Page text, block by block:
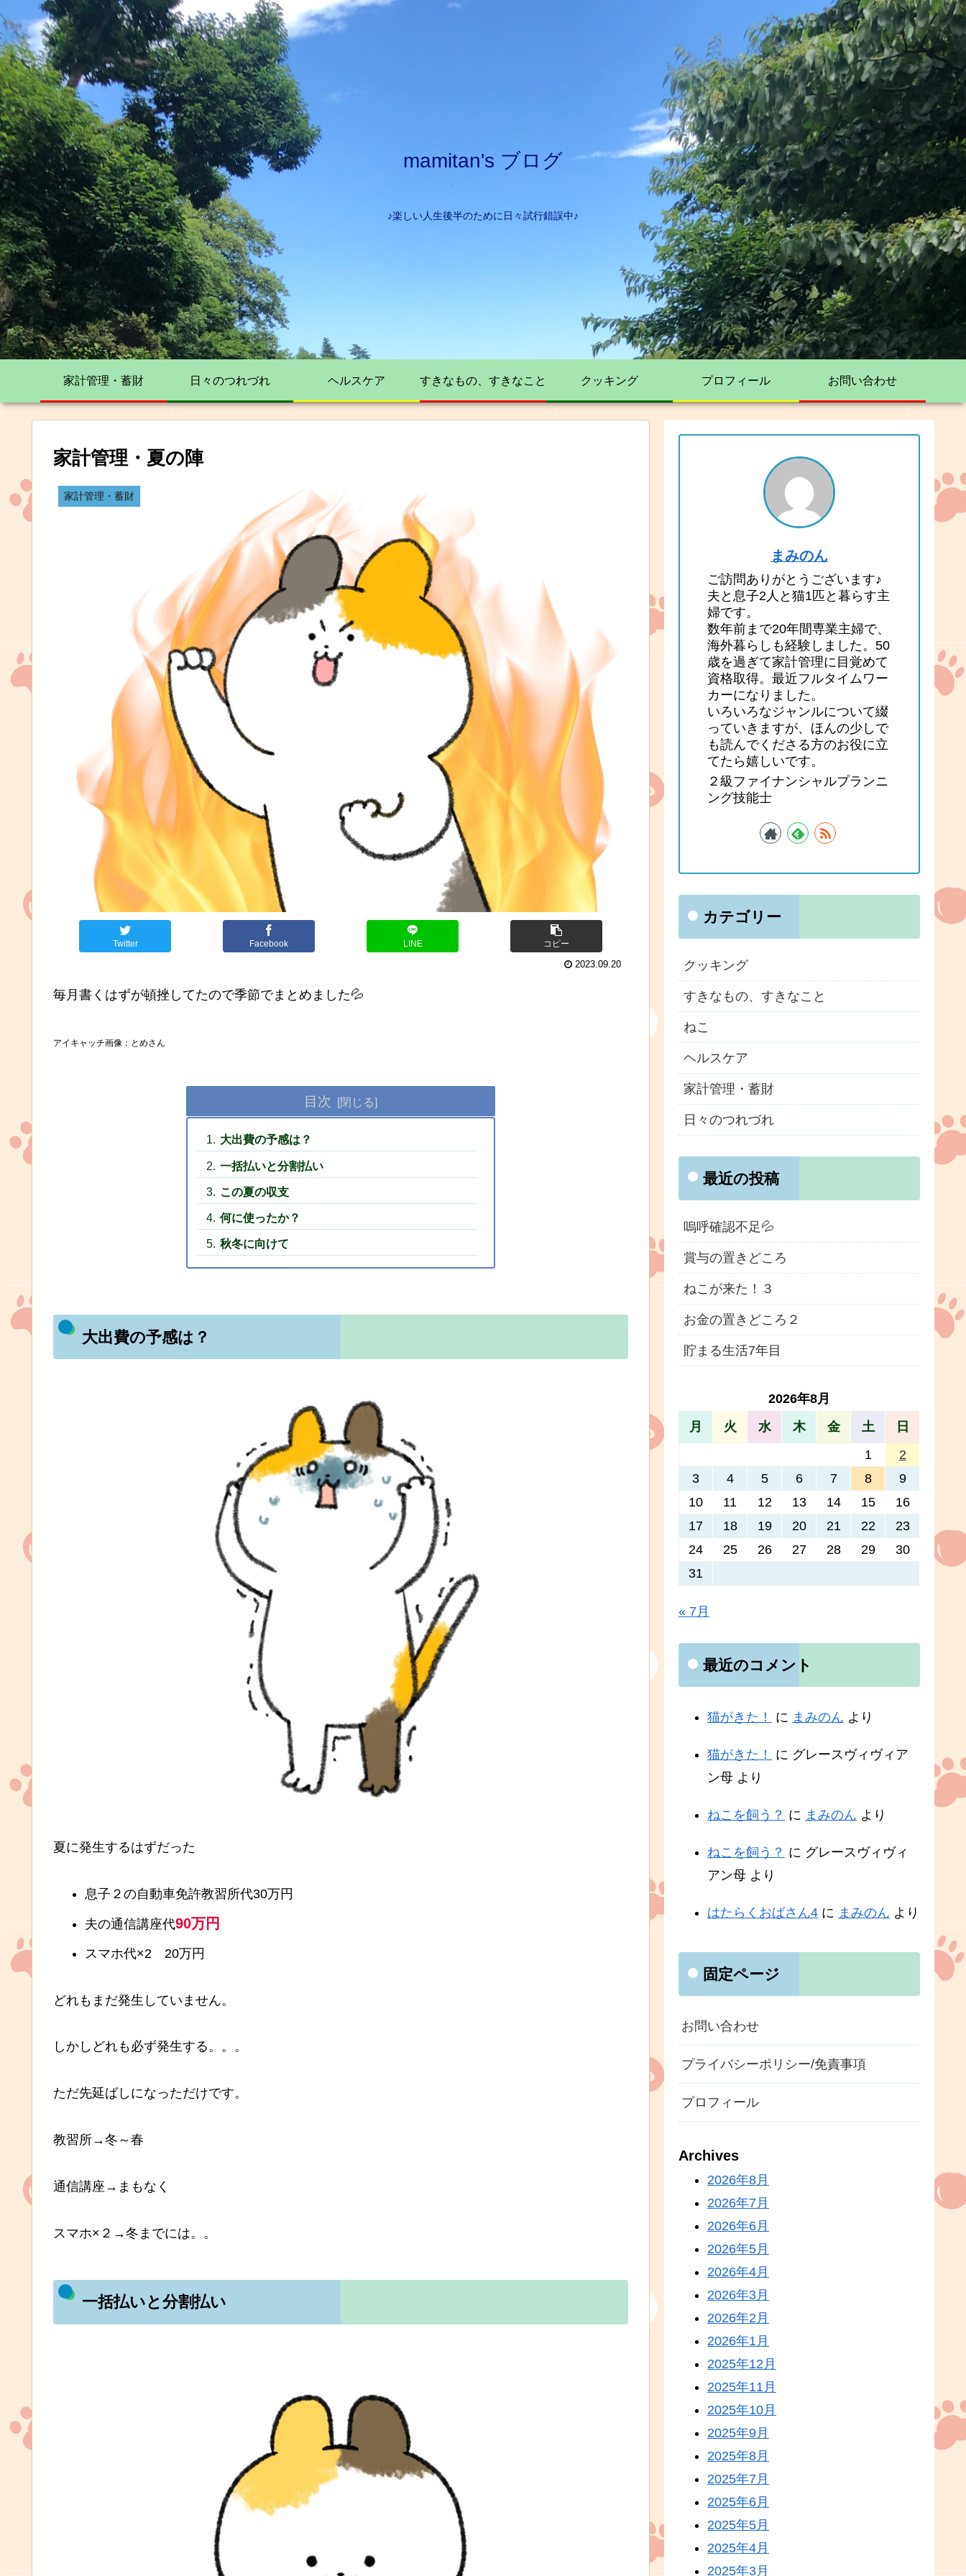
mamitan's ブログ
♪楽しい人生後半のために日々試行錯誤中♪
家計管理・蓄財 日々のつれづれ ヘルスケア すきなもの、すきなこと クッキング プロフィール お問い合わせ
家計管理・夏の陣
家計管理・蓄財
Twitter Facebook LINE コピー
2023.09.20
毎月書くはずが頓挫してたので季節でまとめました💦
アイキャッチ画像：とめさん
目次
大出費の予感は？
一括払いと分割払い
この夏の収支
何に使ったか？
秋冬に向けて
大出費の予感は？
夏に発生するはずだった
息子２の自動車免許教習所代30万円
夫の通信講座代90万円
スマホ代×2 20万円
どれもまだ発生していません。
しかしどれも必ず発生する。。。
ただ先延ばしになっただけです。
教習所→冬～春
通信講座→まもなく
スマホ×２→冬までには。。
一括払いと分割払い
まみのん
ご訪問ありがとうございます♪
夫と息子2人と猫1匹と暮らす主
婦です。
数年前まで20年間専業主婦で、
海外暮らしも経験しました。50
歳を過ぎて家計管理に目覚めて
資格取得。最近フルタイムワー
カーになりました。
いろいろなジャンルについて綴
っていきますが、ほんの少しで
も読んでくださる方のお役に立
てたら嬉しいです。
２級ファイナンシャルプランニ
ング技能士
カテゴリー
クッキング
すきなもの、すきなこと
ねこ
ヘルスケア
家計管理・蓄財
日々のつれづれ
最近の投稿
嗚呼確認不足💦
賞与の置きどころ
ねこが来た！３
お金の置きどころ２
貯まる生活7年目
2026年8月
月
火 水 木 金 土
日
1
2
3
4 5 6 7 8
9
10
11 12 13 14 15
16
17
18 19 20 21 22
23
24
25 26 27 28 29
30
31
« 7月
最近のコメント
猫がきた！ に まみのん より
猫がきた！ に グレースヴィヴィア
ン母 より
ねこを飼う？ に まみのん より
ねこを飼う？ に グレースヴィヴィ
アン母 より
はたらくおばさん4 に まみのん より
固定ページ
お問い合わせ
プライバシーポリシー/免責事項
プロフィール
Archives
2026年8月
2026年7月
2026年6月
2026年5月
2026年4月
2026年3月
2026年2月
2026年1月
2025年12月
2025年11月
2025年10月
2025年9月
2025年8月
2025年7月
2025年6月
2025年5月
2025年4月
2025年3月